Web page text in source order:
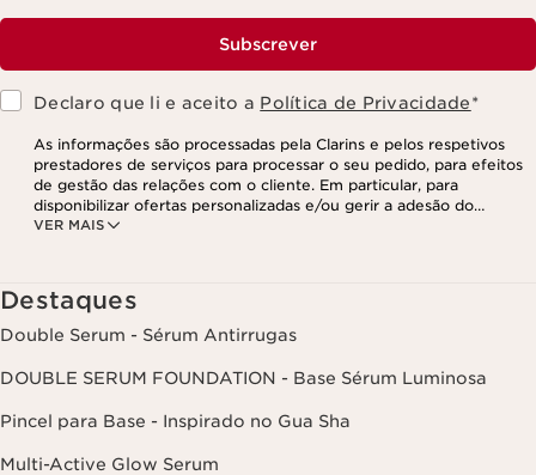
Subscrever
Declaro que li e aceito a Política de Privacidade*
VER MAIS
As informações são processadas pela Clarins e pelos respetivos
prestadores de serviços para processar o seu pedido, para efeitos
de gestão das relações com o cliente. Em particular, para
disponibilizar ofertas personalizadas e/ou gerir a adesão do
utilizador ao nosso programa de fidelização e para criar o seu
as suas informações, assim como o direito de se opor e impedir o
respetivo processamento. Poderá exercer este direito,
contactando-nos. Para mais informações, consulte a nossa política
de privacidade, clicando aqui
Destaques
Double Serum - Sérum Antirrugas
DOUBLE SERUM FOUNDATION - Base Sérum Luminosa
Pincel para Base - Inspirado no Gua Sha
Multi-Active Glow Serum